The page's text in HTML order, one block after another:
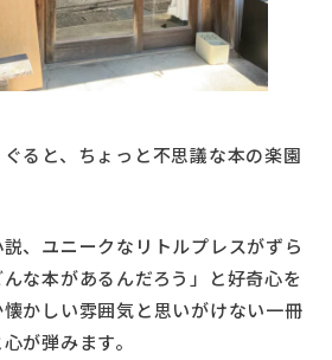
ると、ちょっと不思議な本の楽園
、ユニークなリトルプレスがずら
な本があるんだろう」と好奇心を
かしい雰囲気と思いがけない一冊
が弾みます。